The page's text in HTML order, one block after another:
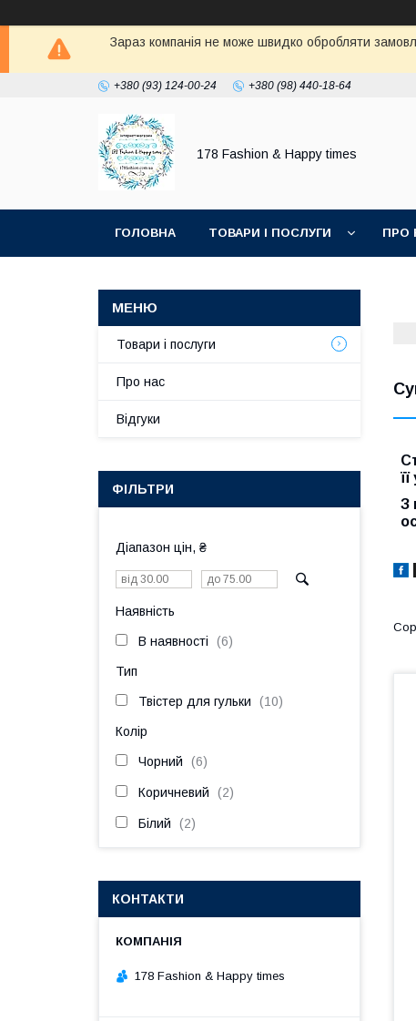
Зараз компанія не може швидко обробляти
+380 (93) 124-00-24 +380 (98) 440-18-64
178 Fashion & Happy times
ГОЛОВНА ТОВАРИ І ПОСЛУГИ ПРО
З
Товари і послуги
Про нас
Відгуки
ФІЛЬТРИ
Діапазон цін, ₴
Наявність
В наявності 6
Тип
Твістер для гульки 10
Колір
Чорний 6
Коричневий 2
Білий 2
КОНТАКТИ
178 Fashion & Happy times